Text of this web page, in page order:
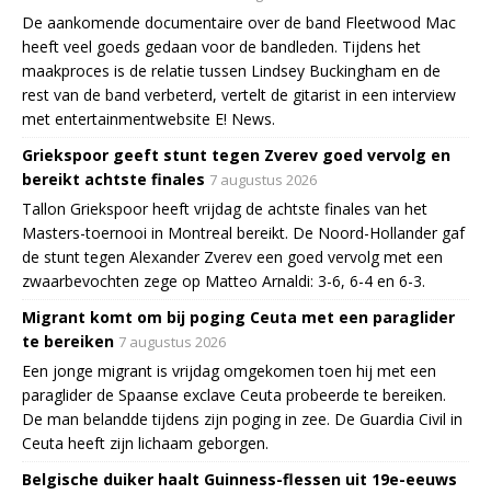
De aankomende documentaire over de band Fleetwood Mac
heeft veel goeds gedaan voor de bandleden. Tijdens het
maakproces is de relatie tussen Lindsey Buckingham en de
rest van de band verbeterd, vertelt de gitarist in een interview
met entertainmentwebsite E! News.
Griekspoor geeft stunt tegen Zverev goed vervolg en
bereikt achtste finales 7 augustus 2026
Tallon Griekspoor heeft vrijdag de achtste finales van het
Masters-toernooi in Montreal bereikt. De Noord-Hollander gaf
de stunt tegen Alexander Zverev een goed vervolg met een
zwaarbevochten zege op Matteo Arnaldi: 3-6, 6-4 en 6-3.
Migrant komt om bij poging Ceuta met een paraglider
te bereiken 7 augustus 2026
Een jonge migrant is vrijdag omgekomen toen hij met een
paraglider de Spaanse exclave Ceuta probeerde te bereiken.
De man belandde tijdens zijn poging in zee. De Guardia Civil in
Ceuta heeft zijn lichaam geborgen.
Belgische duiker haalt Guinness-flessen uit 19e-eeuws